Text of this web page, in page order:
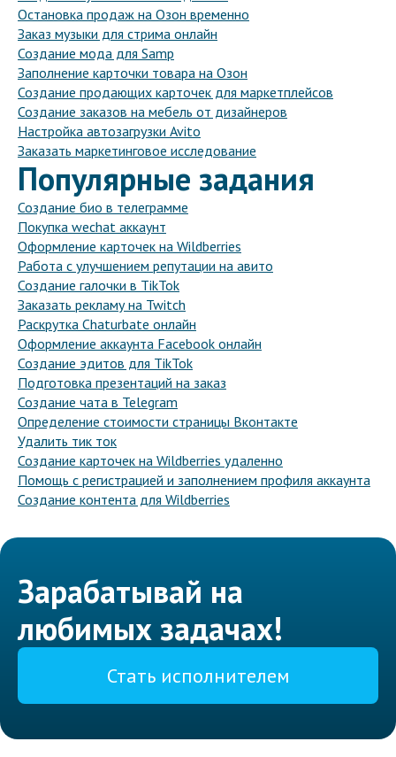
Остановка продаж на Озон временно
Заказ музыки для стрима онлайн
Создание мода для Samp
Заполнение карточки товара на Озон
Создание продающих карточек для маркетплейсов
Создание заказов на мебель от дизайнеров
Настройка автозагрузки Avito
Заказать маркетинговое исследование
Популярные задания
Создание био в телеграмме
Покупка wechat аккаунт
Оформление карточек на Wildberries
Работа с улучшением репутации на авито
Создание галочки в TikTok
Заказать рекламу на Twitch
Раскрутка Chaturbate онлайн
Оформление аккаунта Facebook онлайн
Создание эдитов для TikTok
Подготовка презентаций на заказ
Создание чата в Telegram
Определение стоимости страницы Вконтакте
Удалить тик ток
Создание карточек на Wildberries удаленно
Помощь с регистрацией и заполнением профиля аккаунта
Создание контента для Wildberries
Зарабатывай на
любимых задачах!
Стать исполнителем